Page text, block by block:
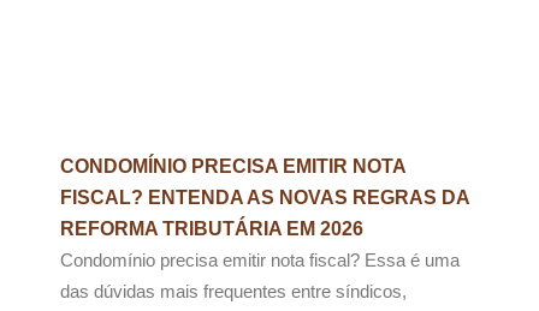
CONDOMÍNIO PRECISA EMITIR NOTA
FISCAL? ENTENDA AS NOVAS REGRAS DA
REFORMA TRIBUTÁRIA EM 2026
Condomínio precisa emitir nota fiscal? Essa é uma
das dúvidas mais frequentes entre síndicos,